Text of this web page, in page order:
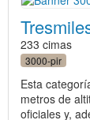
233 cimas
3000-pir
Esta
metros de
oficiales y,